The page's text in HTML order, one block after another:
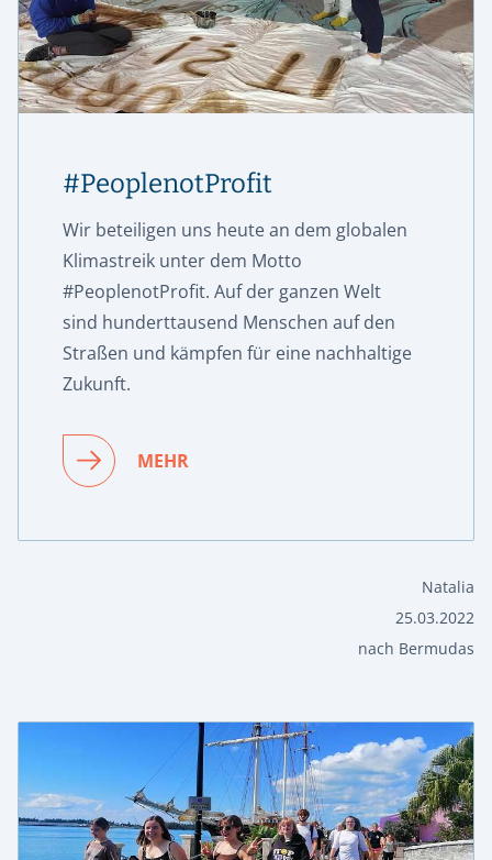
#PeoplenotProfit
Wir beteiligen uns heute an dem globalen
Klimastreik unter dem Motto
#PeoplenotProfit. Auf der ganzen Welt
sind hunderttausend Menschen auf den
Straßen und kämpfen für eine nachhaltige
Zukunft.
MEHR
Natalia
25.03.2022
nach Bermudas